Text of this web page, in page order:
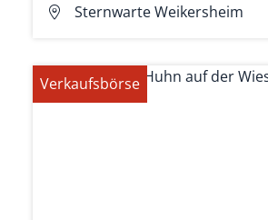
Sternwarte Weikersheim
Verkaufsbörse